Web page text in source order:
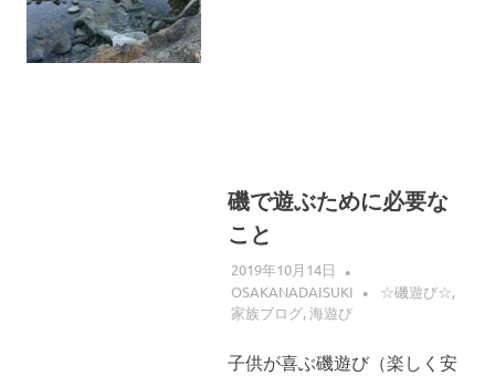
磯で遊ぶために必要な
こと
2019年10月14日
OSAKANADAISUKI
☆磯遊び☆
家族ブログ, 海遊び
子供が喜ぶ磯遊び（楽しく安